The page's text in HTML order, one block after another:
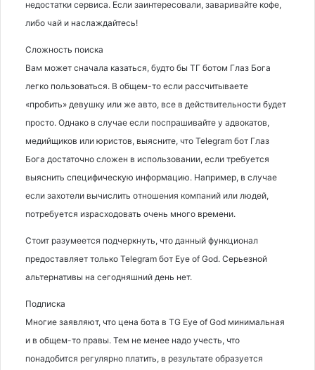
недостатки сервиса. Если заинтересовали, заваривайте кофе,
либо чай и наслаждайтесь!
Сложность поиска
Вам может сначала казаться, будто бы ТГ ботом Глаз Бога
легко пользоваться. В общем-то если рассчитываете
«пробить» девушку или же авто, все в действительности будет
просто. Однако в случае если поспрашивайте у адвокатов,
медийщиков или юристов, выясните, что Telegram бот Глаз
Бога достаточно сложен в использовании, если требуется
выяснить специфическую информацию. Например, в случае
если захотели вычислить отношения компаний или людей,
потребуется израсходовать очень много времени.
Стоит разумеется подчеркнуть, что данный функционал
предоставляет только Telegram бот Eye of God. Серьезной
альтернативы на сегодняшний день нет.
Подписка
Многие заявляют, что цена бота в TG Eye of God минимальная
и в общем-то правы. Тем не менее надо учесть, что
понадобится регулярно платить, в результате образуется